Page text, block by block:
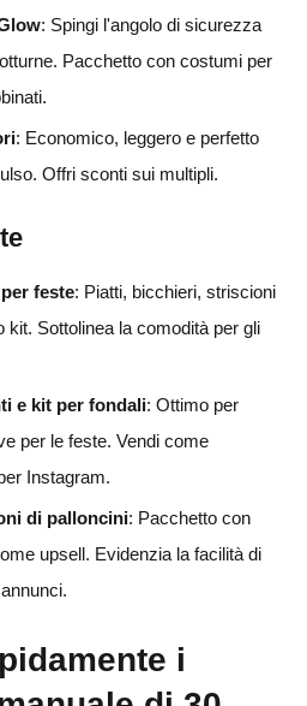
: Spingi l'angolo di sicurezza
Pacchetto con costumi per
: Economico, leggero e perfetto
Offri sconti sui multipli.
feste: Piatti, bicchieri, striscioni
kit. Sottolinea la comodità per gli
e kit per fondali: Ottimo per
per le feste. Vendi come
Instagram.
di palloncini: Pacchetto con
upsell. Evidenzia la facilità di
i